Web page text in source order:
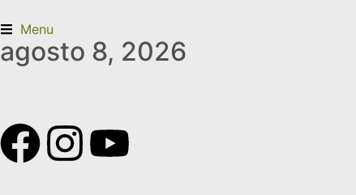
Menu
agosto 8, 2026